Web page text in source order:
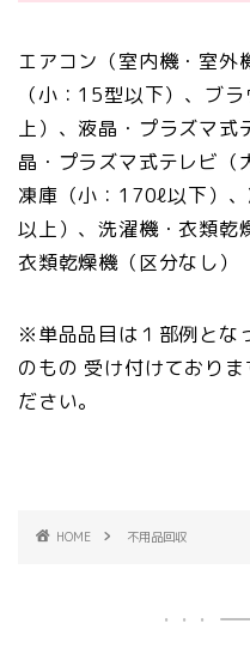
エアコン（室内機・室外
（小：15型以下）、ブ
上）、液晶・プラズマ
晶・プラズマ式テレビ（
凍庫（小：170ℓ以下）
以上）、洗濯機・衣類乾
衣類乾燥機
※単品品目は１部例とな
のもの 受け付けており
ださい。
HOME 不用品回収